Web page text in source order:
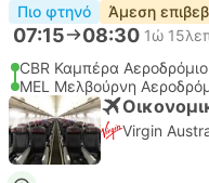
Πιο φτηνό Άμεση
07:15 08:30 1ώ
CBR Καμπέρα Αεροδρόμιο
MEL Μελβούρνη
Virgin